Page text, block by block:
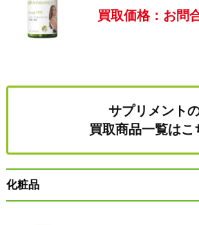
買取価格：お問
サプリメント
買取商品一覧はこ
化粧品